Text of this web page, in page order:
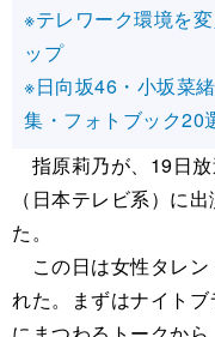
※テレワーク環境を
ップ
※日向坂46・小坂菜
集・フォトブック20
指原莉乃が、19日放
（日本テレビ系）に
た。
この日は女性タレン
れた。まずはナイト